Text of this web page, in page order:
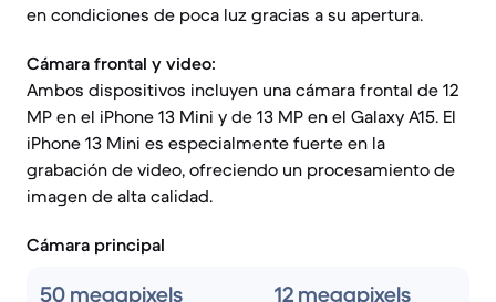
en condiciones de poca luz gracias a su apertura.
Cámara frontal y video:
Ambos dispositivos incluyen una cámara frontal de 12
MP en el iPhone 13 Mini y de 13 MP en el Galaxy A15. El
iPhone 13 Mini es especialmente fuerte en la
grabación de video, ofreciendo un procesamiento de
imagen de alta calidad.
Cámara principal
50 megapixels 12 megapixels